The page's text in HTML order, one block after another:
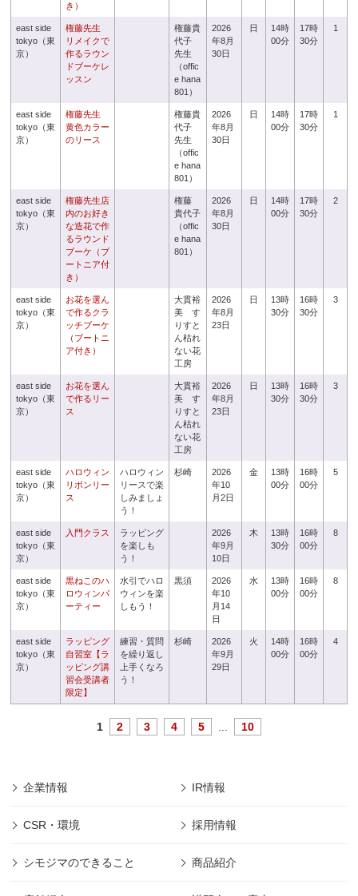
き）
east side
tokyo（東
京）
権藤先生
リメイクで
作るラウン
ドブーケレ
ッスン
権藤貴
代子
先生
（offic
e hana
801）
2026
年8月
30日
日
14時
00分
17時
30分
1
east side
tokyo（東
京）
権藤先生
黄色カラー
のリース
権藤貴
代子
先生
（offic
e hana
801）
2026
年8月
30日
日
14時
00分
17時
30分
1
east side
tokyo（東
京）
権藤先生店
内のお好き
な造花で作
るラウンド
ブーケ（ブ
ートニア付
き）
権藤
貴代子
（offic
e hana
801）
2026
年8月
30日
日
14時
00分
17時
30分
2
east side
tokyo（東
京）
お花を選ん
で作るクラ
ッチブーケ
（ブートニ
ア付き）
大貫裕
美 す
りすと
ん枯れ
ない花
工房
2026
年8月
23日
日
13時
30分
16時
30分
3
east side
tokyo（東
京）
お花を選ん
で作るリー
ス
大貫裕
美 す
りすと
ん枯れ
ない花
工房
2026
年8月
23日
日
13時
30分
16時
30分
3
east side
tokyo（東
京）
ハロウィン
リボンリー
ス
ハロウィン
リースで楽
しみましょ
う！
杉崎
2026
年10
月2日
金
13時
00分
16時
00分
5
east side
tokyo（東
京）
入門クラス
ラッピング
を楽しも
う！
2026
年9月
10日
木
13時
30分
16時
00分
8
east side
tokyo（東
京）
黒ねこのハ
ロウィンパ
ーティー
水引でハロ
ウィンを楽
しもう！
黒須
2026
年10
月14
日
水
13時
00分
16時
00分
8
east side
tokyo（東
京）
ラッピング
自習室【ラ
ッピング講
習会受講者
限定】
練習・質問
を繰り返し
上手くなろ
う！
杉崎
2026
年9月
29日
火
14時
00分
16時
00分
4
1 2 3 4 5 10
企業情報 IR情報
CSR・環境 採用情報
シモジマのできること 商品紹介